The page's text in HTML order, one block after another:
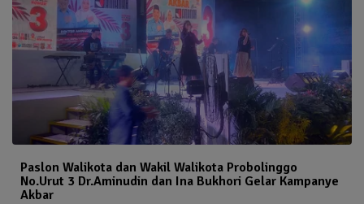
Paslon Walikota dan Wakil Walikota Probolinggo
No.Urut 3 Dr.Aminudin dan Ina Bukhori Gelar Kampanye
Akbar